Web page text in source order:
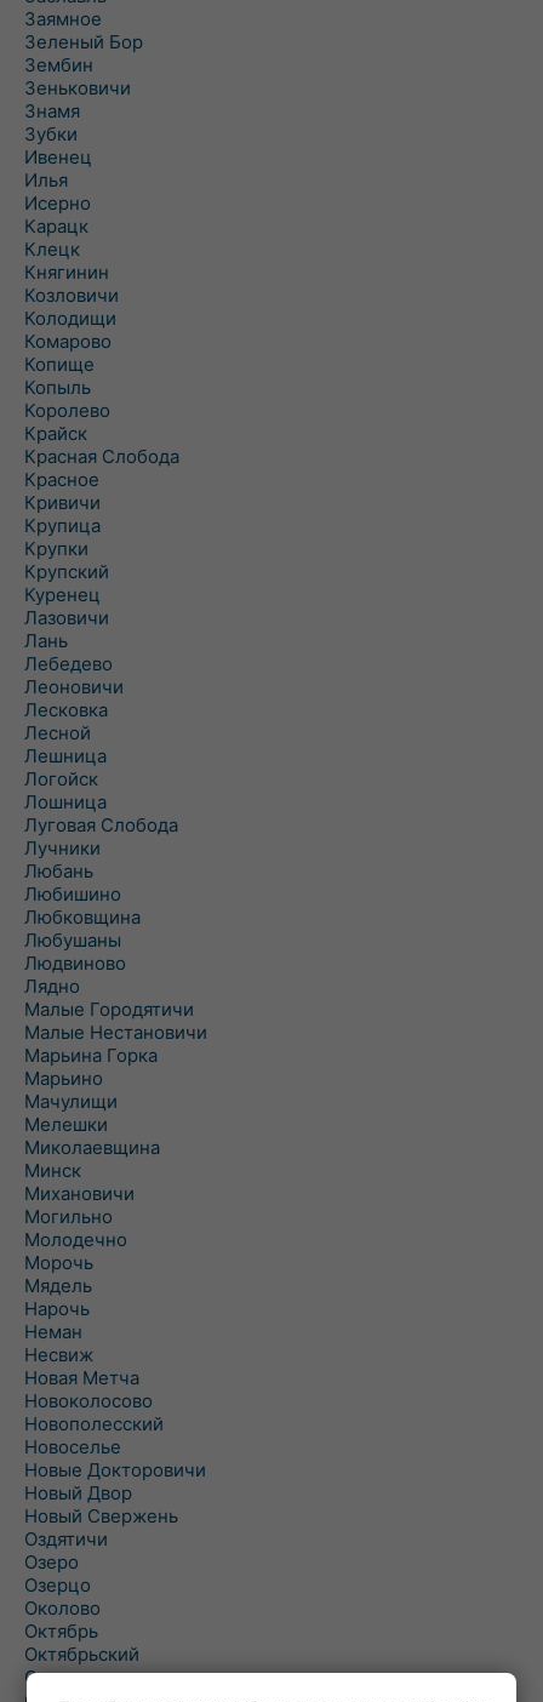
Заямное
Зеленый Бор
Зембин
Зеньковичи
Знамя
Зубки
Ивенец
Илья
Исерно
Карацк
Клецк
Княгинин
Козловичи
Колодищи
Комарово
Копище
Копыль
Королево
Крайск
Красная Слобода
Красное
Кривичи
Крупица
Крупки
Крупский
Куренец
Лазовичи
Лань
Лебедево
Леоновичи
Лесковка
Лесной
Лешница
Логойск
Лошница
Луговая Слобода
Лучники
Любань
Любишино
Любковщина
Любушаны
Людвиново
Лядно
Малые Городятичи
Малые Нестановичи
Марьина Горка
Марьино
Мачулищи
Мелешки
Миколаевщина
Минск
Михановичи
Могильно
Молодечно
Морочь
Мядель
Нарочь
Неман
Несвиж
Новая Метча
Новоколосово
Новополесский
Новоселье
Новые Докторовичи
Новый Двор
Новый Свержень
Оздятичи
Озеро
Озерцо
Околово
Октябрь
Октябрьский
Олехновичи